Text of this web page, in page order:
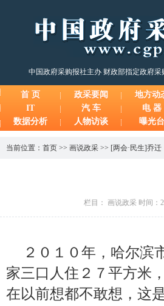
中国政府采购报社主办 财政部指定政府采
首 页 政采要闻 地方动
IT
汽 车 电 器
数据分析
人物访谈 曝光台
当前位置： 首页 >> 画说政采 >> [两会·民生]乔迁
栏目： 画说政采 时间：
２０１０年，哈尔滨
家三口人住２７平方米
在以前想都不敢想，